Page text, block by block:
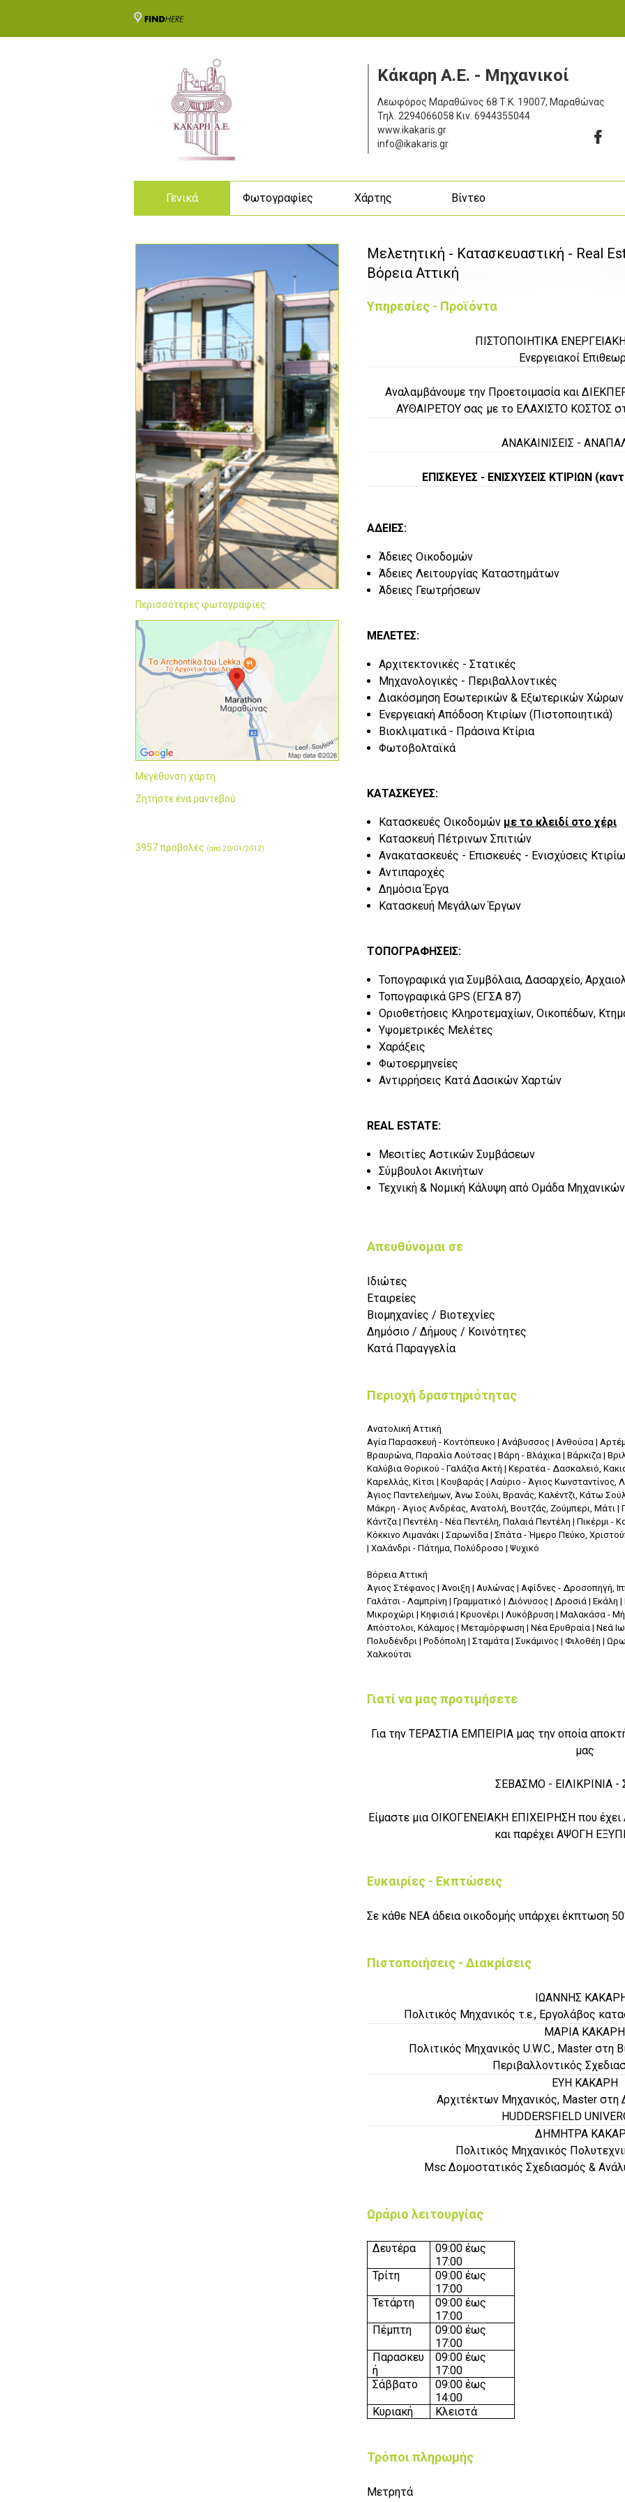
Κάκαρη Α.Ε. - Μηχανικοί
Λεωφόρος Μαραθώνος 68 Τ.Κ. 19007, Μαραθώνας
Τηλ. 2294066058 Κιν. 6944355044
www.ikakaris.gr
info@ikakaris.gr
Γενικά Φωτογραφίες Χάρτης Βίντεο
Περισσότερες φωτογραφίες
Μεγέθυνση χάρτη
Ζητήστε ένα ραντεβού
3957 προβολές (από 20/01/2012)
Μελετητική - Κατασκευαστική - Real
Βόρεια Αττική
Υπηρεσίες - Προϊόντα
ΠΙΣΤΟΠΟΙΗΤΙΚΑ
Ενεργειακοί
Αναλαμβάνουμε την Προετοιμασία και
ΑΥΘΑΙΡΕΤΟΥ σας με το ΕΛΑΧΙΣΤΟ ΚΟΣΤΟΣ
ΑΝΑΚΑΙΝΙΣΕΙΣ -
ΕΠΙΣΚΕΥΕΣ - ΕΝΙΣΧΥΣΕΙΣ ΚΤΙΡΙΩΝ
ΑΔΕΙΕΣ:
Άδειες Οικοδομών
Άδειες Λειτουργίας Καταστημάτων
Άδειες Γεωτρήσεων
ΜΕΛΕΤΕΣ:
Αρχιτεκτονικές - Στατικές
Μηχανολογικές - Περιβαλλοντικές
Διακόσμηση Εσωτερικών & Εξωτερικών Χώρων
Ενεργειακή Απόδοση Κτιρίων (Πιστοποιητικά)
Βιοκλιματικά - Πράσινα Κτίρια
Φωτοβολταϊκά
ΚΑΤΑΣΚΕΥΕΣ:
Κατασκευές Οικοδομών με το κλειδί στο χέρι
Κατασκευή Πέτρινων Σπιτιών
Ανακατασκευές - Επισκευές - Ενισχύσεις
Αντιπαροχές
Δημόσια Έργα
Κατασκευή Μεγάλων Έργων
ΤΟΠΟΓΡΑΦΗΣΕΙΣ:
Τοπογραφικά για Συμβόλαια, Δασαρχείο,
Τοπογραφικά GPS (ΕΓΣΑ 87)
Οριοθετήσεις Κληροτεμαχίων, Οικοπέδων,
Υψομετρικές Μελέτες
Χαράξεις
Φωτοερμηνείες
Αντιρρήσεις Κατά Δασικών Χαρτών
REAL ESTATE:
Μεσιτίες Αστικών Συμβάσεων
Σύμβουλοι Ακινήτων
Τεχνική & Νομική Κάλυψη από Ομάδα
Απευθύνομαι σε
Ιδιώτες
Εταιρείες
Βιομηχανίες / Βιοτεχνίες
Δημόσιο / Δήμους / Κοινότητες
Κατά Παραγγελία
Περιοχή δραστηριότητας
Ανατολική Αττική
Αγία Παρασκευή - Κοντόπευκο | Ανάβυσσος | Ανθούσα |
Βραυρώνα, Παραλία Λούτσας | Βάρη - Βλάχικα | Βάρκιζα |
Καλύβια Θορικού - Γαλάζια Ακτή | Κερατέα - Δασκαλειό,
Καρελλάς, Κίτσι | Κουβαράς | Λαύριο - Άγιος
Άγιος Παντελεήμων, Άνω Σούλι, Βρανάς, Καλέντζι, Κάτω
Μάκρη - Άγιος Ανδρέας, Ανατολή, Βουτζάς, Ζούμπερι, Μάτι |
Κάντζα | Πεντέλη - Νέα Πεντέλη, Παλαιά Πεντέλη | Πικέρμι -
Κόκκινο Λιμανάκι | Σαρωνίδα | Σπάτα - Ήμερο Πεύκο,
| Χαλάνδρι - Πάτημα, Πολύδροσο | Ψυχικό
Βόρεια Αττική
Άγιος Στέφανος | Άνοιξη | Αυλώνας | Αφίδνες - Δροσοπηγή,
Γαλάτσι - Λαμπρίνη | Γραμματικό | Διόνυσος | Δροσιά | Εκάλη
Μικροχώρι | Κηφισιά | Κρυονέρι | Λυκόβρυση | Μαλακάσα -
Απόστολοι, Κάλαμος | Μεταμόρφωση | Νέα Ερυθραία | Νεά
Πολυδένδρι | Ροδόπολη | Σταμάτα | Συκάμινος | Φιλοθέη |
Χαλκούτσι
Γιατί να μας προτιμήσετε
Για την ΤΕΡΑΣΤΙΑ ΕΜΠΕΙΡΙΑ μας την οποία
μας
ΣΕΒΑΣΜΟ - ΕΙΛΙΚΡΙΝΙΑ -
Είμαστε μια ΟΙΚΟΓΕΝΕΙΑΚΗ ΕΠΙΧΕΙΡΗΣΗ που
και παρέχει ΑΨΟΓΗ
Ευκαιρίες - Εκπτώσεις
Σε κάθε ΝΕΑ άδεια οικοδομής υπάρχει έκπτωση
Πιστοποιήσεις - Διακρίσεις
ΙΩΑΝΝΗΣ
Πολιτικός Μηχανικός τ.ε., Εργολάβος
ΜΑΡΙΑ ΚΑΚΑΡΗ
Πολιτικός Μηχανικός U.W.C., Master στη
Περιβαλλοντικός
ΕΥΗ ΚΑΚΑΡΗ
Αρχιτέκτων Μηχανικός, Master στη
HUDDERSFIELD
ΔΗΜΗΤΡΑ
Πολιτικός Μηχανικός
Msc Δομοστατικός Σχεδιασμός &
Ωράριο λειτουργίας
Δευτέρα 09:00 έως
17:00
Τρίτη
09:00 έως
17:00
Τετάρτη
09:00 έως
17:00
Πέμπτη
09:00 έως
17:00
Παρασκευ
ή
09:00 έως
17:00
Σάββατο
09:00 έως
14:00
Κυριακή
Κλειστά
Τρόποι πληρωμής
Μετρητά